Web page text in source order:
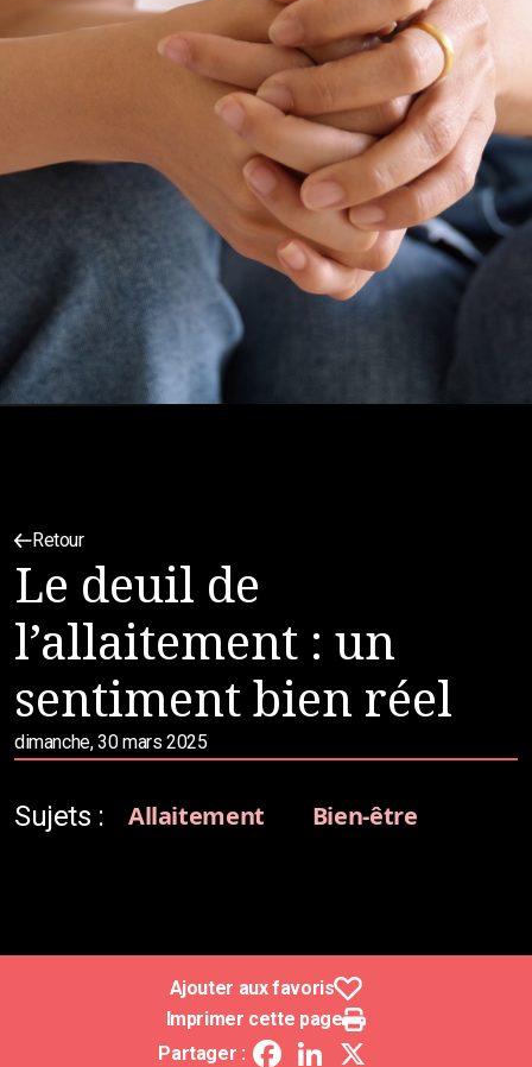
Retour
Le deuil de
l’allaitement : un
sentiment bien réel
dimanche, 30 mars 2025
Sujets : Allaitement Bien-être
Partager : FacebookLinkedIn
Imprimer cette page
Ajouter aux favoris